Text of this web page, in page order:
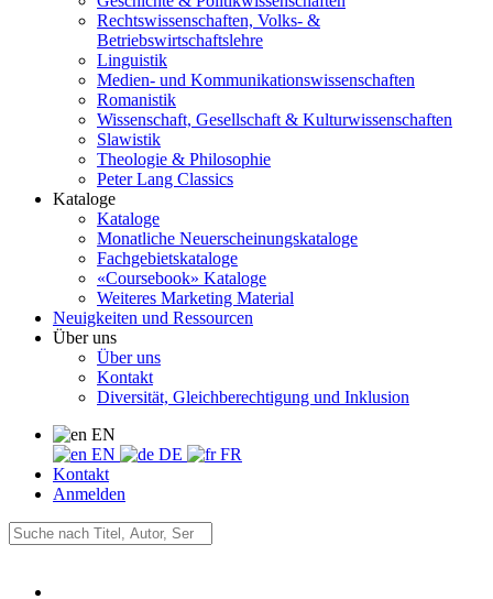
Rechtswissenschaften, Volks- &
Betriebswirtschaftslehre
Linguistik
Medien- und Kommunikationswissenschaften
Romanistik
Wissenschaft, Gesellschaft & Kulturwissenschaften
Slawistik
Theologie & Philosophie
Peter Lang Classics
Kataloge
Kataloge
Monatliche Neuerscheinungskataloge
Fachgebietskataloge
«Coursebook» Kataloge
Weiteres Marketing Material
Neuigkeiten und Ressourcen
Über uns
Über uns
Kontakt
Diversität, Gleichberechtigung und Inklusion
EN
EN
DE
FR
Kontakt
Anmelden